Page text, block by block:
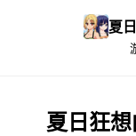
夏
夏日狂